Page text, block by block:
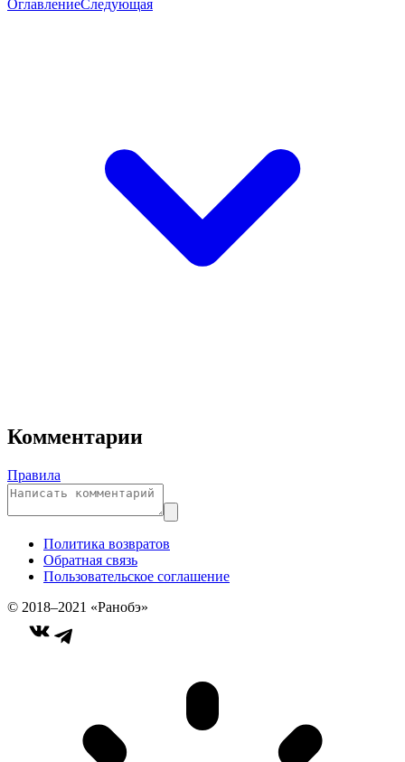
ОглавлениеСледующая
Комментарии
Правила
Политика возвратов
Обратная связь
Пользовательское соглашение
© 2018–2021 «Ранобэ»